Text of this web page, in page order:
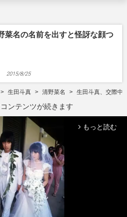
菜名の名前を出すと怪訝な顔つ
2015/8/25
生田斗真 清野菜名 生田斗真、交際中
ンテンツが続きます
arrow_forward_ios もっと読む